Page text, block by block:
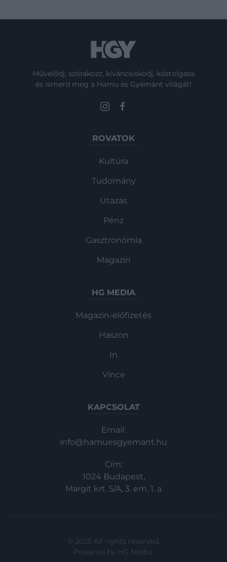
Művelődj, szórakozz, kíváncsiskodj, kóstolgass
és ismerd meg a Hamu és Gyémánt világát!
ROVATOK
Kultúra
Tudomány
Utazás
Pénz
Gasztronómia
Magazin
HG MEDIA
Magazin-előfizetés
Haszon
In
Vince
KAPCSOLAT
Email:
info@hamuesgyemant.hu
Cím:
1024 Budapest,
Margit krt. 5/A, 3. em. 1. a
© 2025 All rights reserved.
Powered by HG Media.